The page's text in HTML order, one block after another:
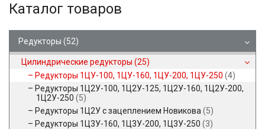
Каталог товаров
Редукторы (52)
Цилиндрические редукторы (25)
Редукторы 1ЦУ-100, 1ЦУ-160, 1ЦУ-200, 1ЦУ-250 (4)
Редукторы 1Ц2У-100, 1Ц2У-125, 1Ц2У-160, 1Ц2У-200,
1Ц2У-250 (5)
Редукторы 1Ц2У с зацеплением Новикова (5)
Редукторы 1Ц3У-160, 1Ц3У-200, 1Ц3У-250 (3)